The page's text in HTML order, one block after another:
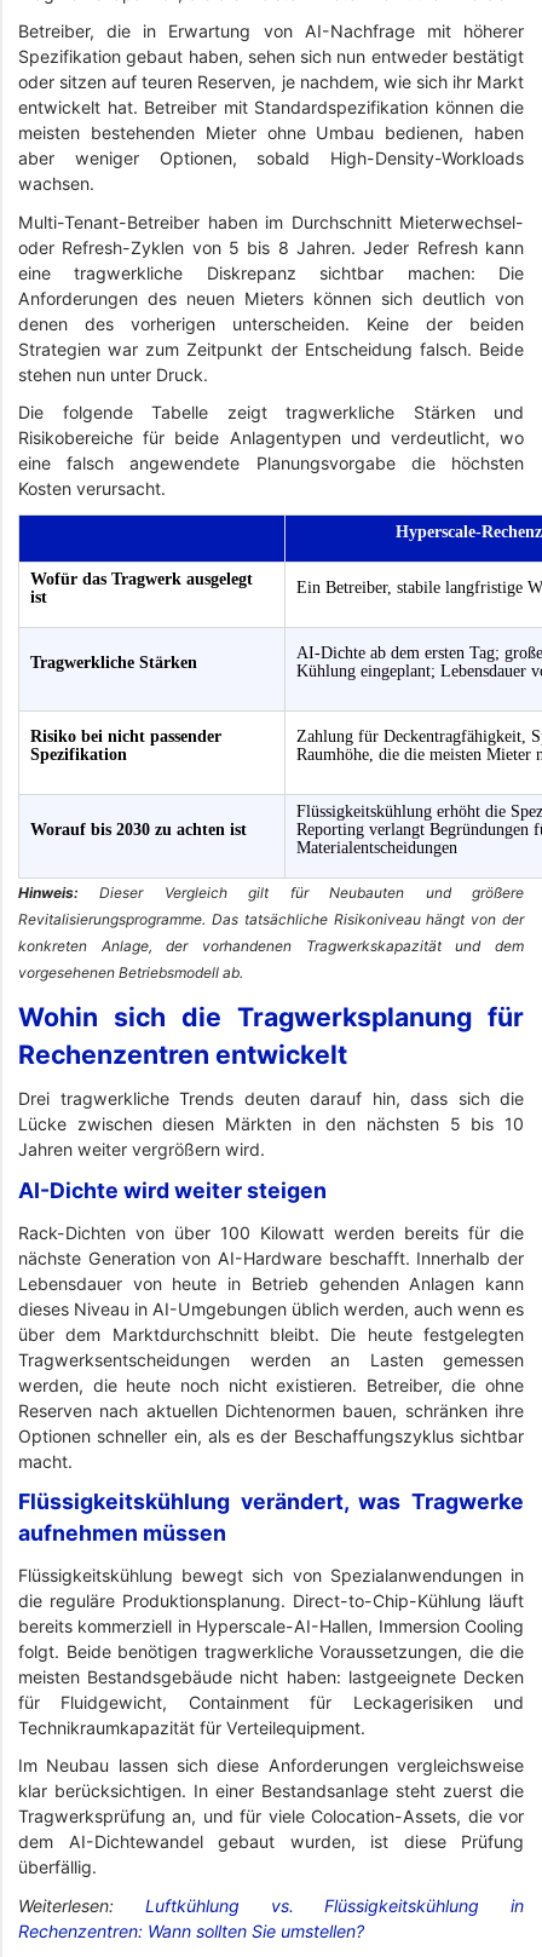
Betreiber, die in Erwartung von AI-Nachfrage mit höherer
Spezifikation gebaut haben, sehen sich nun entweder bestätigt
oder sitzen auf teuren Reserven, je nachdem, wie sich ihr Markt
entwickelt hat. Betreiber mit Standardspezifikation können die
meisten bestehenden Mieter ohne Umbau bedienen, haben
aber weniger Optionen, sobald High-Density-Workloads
wachsen.
Multi-Tenant-Betreiber haben im Durchschnitt Mieterwechsel-
oder Refresh-Zyklen von 5 bis 8 Jahren. Jeder Refresh kann
eine tragwerkliche Diskrepanz sichtbar machen: Die
Anforderungen des neuen Mieters können sich deutlich von
denen des vorherigen unterscheiden. Keine der beiden
Strategien war zum Zeitpunkt der Entscheidung falsch. Beide
stehen nun unter Druck.
Die folgende Tabelle zeigt tragwerkliche Stärken und
Risikobereiche für beide Anlagentypen und verdeutlicht, wo
eine falsch angewendete Planungsvorgabe die höchsten
Kosten verursacht.
Hyperscale-
Wofür das Tragwerk ausgelegt
ist
Ein Betreiber, stabile langfristige
Tragwerkliche Stärken
AI-Dichte ab dem ersten Tag;
Kühlung eingeplant; Lebensdauer
Risiko bei nicht passender
Spezifikation
Zahlung für Deckentragfähigkeit,
Raumhöhe, die die meisten Mieter
Worauf bis 2030 zu achten ist
Flüssigkeitskühlung erhöht die
Reporting verlangt Begründungen
Materialentscheidungen
Hinweis: Dieser Vergleich gilt für Neubauten und größere
Revitalisierungsprogramme. Das tatsächliche Risikoniveau hängt von der
konkreten Anlage, der vorhandenen Tragwerkskapazität und dem
vorgesehenen Betriebsmodell ab.
Wohin sich die Tragwerksplanung für
Rechenzentren entwickelt
Drei tragwerkliche Trends deuten darauf hin, dass sich die
Lücke zwischen diesen Märkten in den nächsten 5 bis 10
Jahren weiter vergrößern wird.
AI-Dichte wird weiter steigen
Rack-Dichten von über 100 Kilowatt werden bereits für die
nächste Generation von AI-Hardware beschafft. Innerhalb der
Lebensdauer von heute in Betrieb gehenden Anlagen kann
dieses Niveau in AI-Umgebungen üblich werden, auch wenn es
über dem Marktdurchschnitt bleibt. Die heute festgelegten
Tragwerksentscheidungen werden an Lasten gemessen
werden, die heute noch nicht existieren. Betreiber, die ohne
Reserven nach aktuellen Dichtenormen bauen, schränken ihre
Optionen schneller ein, als es der Beschaffungszyklus sichtbar
macht.
Flüssigkeitskühlung verändert, was Tragwerke
aufnehmen müssen
Flüssigkeitskühlung bewegt sich von Spezialanwendungen in
die reguläre Produktionsplanung. Direct-to-Chip-Kühlung läuft
bereits kommerziell in Hyperscale-AI-Hallen, Immersion Cooling
folgt. Beide benötigen tragwerkliche Voraussetzungen, die die
meisten Bestandsgebäude nicht haben: lastgeeignete Decken
für Fluidgewicht, Containment für Leckagerisiken und
Technikraumkapazität für Verteilequipment.
Im Neubau lassen sich diese Anforderungen vergleichsweise
klar berücksichtigen. In einer Bestandsanlage steht zuerst die
Tragwerksprüfung an, und für viele Colocation-Assets, die vor
dem AI-Dichtewandel gebaut wurden, ist diese Prüfung
überfällig.
Weiterlesen: Luftkühlung vs. Flüssigkeitskühlung in
Rechenzentren: Wann sollten Sie umstellen?